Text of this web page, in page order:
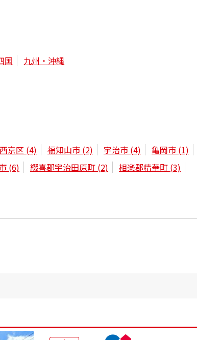
国 九州・沖縄
京区 (4) 福知山市 (2) 宇治市 (4) 亀岡市 (1)
(6) 綴喜郡宇治田原町 (2) 相楽郡精華町 (3)